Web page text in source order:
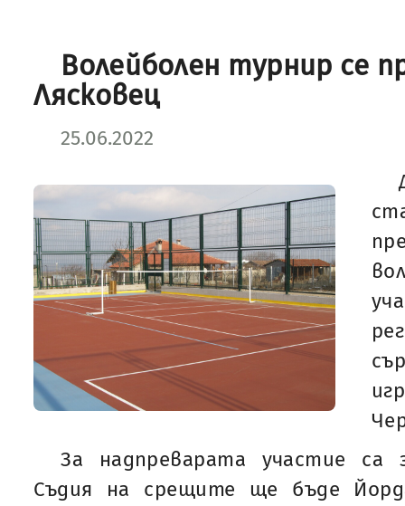
Волейболен турнир се
Лясковец
25.06.2022
За надпреварата участие са
Съдия на срещите ще бъде